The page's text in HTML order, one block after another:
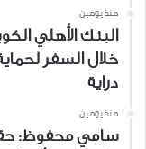
منذ يومين
البنك الأهلي
خلال السفر
دراية
منذ يومين
سامي محفوظ: